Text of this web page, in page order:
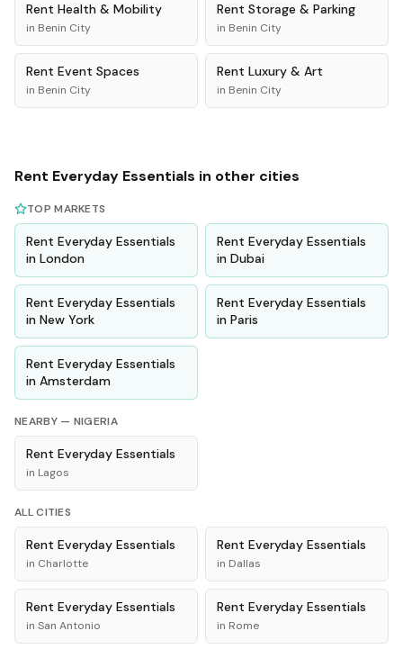
Rent Health & Mobility
in Benin City
Rent Storage & Parking
in Benin City
Rent Event Spaces
in Benin City
Rent Luxury & Art
in Benin City
Rent Everyday Essentials in other cities
TOP MARKETS
Rent Everyday Essentials
in London
Rent Everyday Essentials
in Dubai
Rent Everyday Essentials
in New York
Rent Everyday Essentials
in Paris
Rent Everyday Essentials
in Amsterdam
NEARBY — NIGERIA
Rent Everyday Essentials
in Lagos
ALL CITIES
Rent Everyday Essentials
in Charlotte
Rent Everyday Essentials
in Dallas
Rent Everyday Essentials
in San Antonio
Rent Everyday Essentials
in Rome